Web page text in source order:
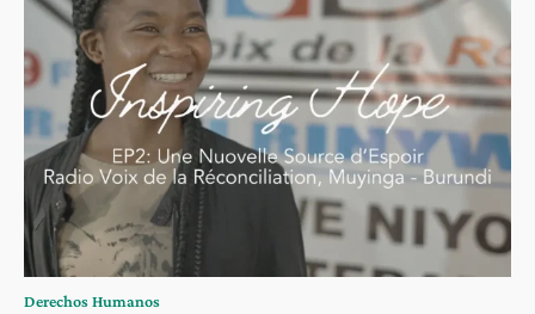
Derechos Humanos